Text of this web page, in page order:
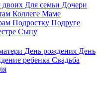
двоих Для семьи Дочери
Коллеге Маме
Подростку Подруге
Сыну
День рождения День
ребенка Свадьба